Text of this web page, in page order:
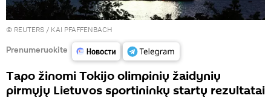
© REUTERS / KAI PFAFFENBACH
Prenumeruokite
Tapo žinomi Tokijo olimpinių žaidynių
pirmųjų Lietuvos sportininkų startų rezultatai